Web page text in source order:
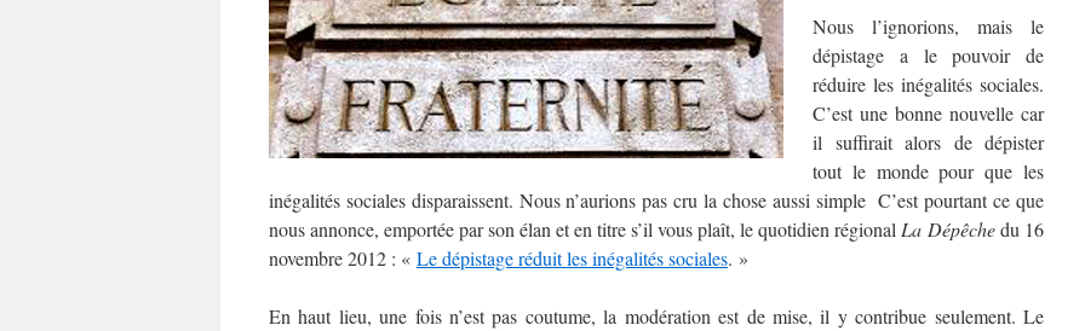
Nous l’ignorions, mais le
dépistage a le pouvoir de
réduire les inégalités sociales.
C’est une bonne nouvelle car
il suffirait alors de dépister
tout le monde pour que les
inégalités sociales disparaissent. Nous n’aurions pas cru la chose aussi simple C’est pourtant ce que
nous annonce, emportée par son élan et en titre s’il vous plaît, le quotidien régional La Dépêchedu 16
novembre 2012 : « Le dépistage réduit les inégalités sociales. »
En haut lieu, une fois n’est pas coutume, la modération est de mise, il y contribue seulement. Le